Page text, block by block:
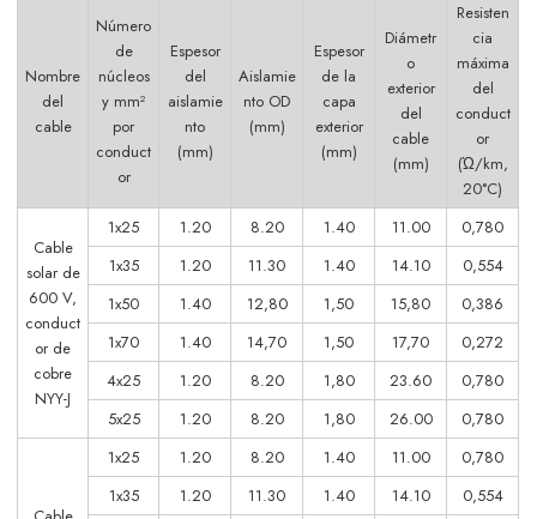
Nombre
del
cable
Número
de
núcleos
y mm²
por
conduct
or
Espesor
del
aislamie
nto
(mm)
Aislamie
nto OD
(mm)
Espesor
de la
capa
exterior
(mm)
Diámetr
o
exterior
del
cable
(mm)
Resisten
cia
máxima
del
conduct
or
(Ώ/km,
20°C)
Cable
solar de
600 V,
conduct
or de
cobre
NYY-J
1x25 1.20 8.20 1.40 11.00
0,780
1x35
1.20 11.30 1.40 14.10
0,554
1x50
1.40 12,80 1,50 15,80
0,386
1x70
1.40 14,70 1,50 17,70
0,272
4x25
1.20 8.20 1,80 23.60
0,780
5x25
1.20 8.20 1,80 26.00 0,780
1x25 1.20 8.20 1.40 11.00
0,780
1x35
1.20 11.30 1.40 14.10 0,554